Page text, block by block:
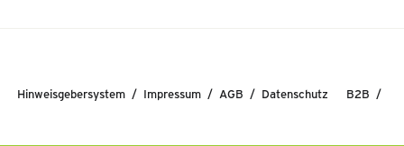
Hinweisgebersystem Impressum AGB Datenschutz B2B